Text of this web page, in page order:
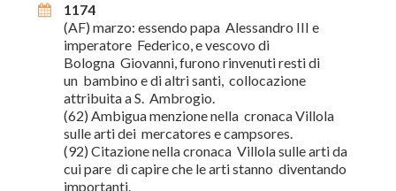
1174
(AF) marzo: essendo papa Alessandro III e
imperatore Federico, e vescovo di
Bologna Giovanni, furono rinvenuti resti di
un bambino e di altri santi, collocazione
attribuita a S. Ambrogio.
(62) Ambigua menzione nella cronaca Villola
sulle arti dei mercatores e campsores.
(92) Citazione nella cronaca Villola sulle arti da
cui pare di capire che le arti stanno diventando
importanti.